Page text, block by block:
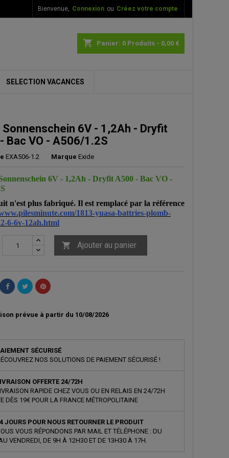
Bienvenue, Connexion ou Créez votre compte
shopping_cart Panier: 0 Produits - 0,00 €
SELECTION VACANCES
Sonnenschein 6V - 1,2Ah - Dryfit
Bac VO - A506/1.2S
EXA506-1.2 Marque Exide
6V - 1,2Ah - Dryfit A500 - Bac VO -
n'est plus fabriqué. Il est remplacé par la référence
1813-yuasa-battries-plomb-
6-6v-12ah.html
 Ajouter au panier
prévue à partir du 10/08/2026
SÉCURISÉ
NOS SOLUTIONS DE PAIEMENT SÉCURISÉ !
OFFERTE 24/72H
RAPIDE CHEZ VOUS OU EN RELAIS EN 24/72H
DÈS 19€ POUR LA FRANCE MÉTROPOLITAINE
JOURS POUR NOUS RETOURNER LE PRODUIT
VOUS RÉPONDONS PAR MAIL ET TÉLÉPHONE : DU
VENDREDI, DE 9H À 12H30 ET DE 13H30 À 17H.